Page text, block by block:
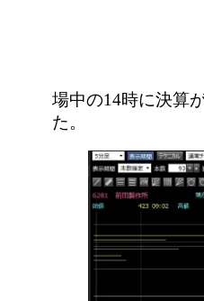
場中の14時に決算
た。